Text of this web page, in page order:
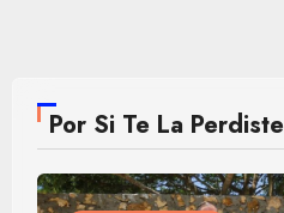
Por Si Te La Perdiste